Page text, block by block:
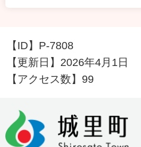
【ID】 P-7808
【更新日】 2026年4月1日
【アクセス数】99